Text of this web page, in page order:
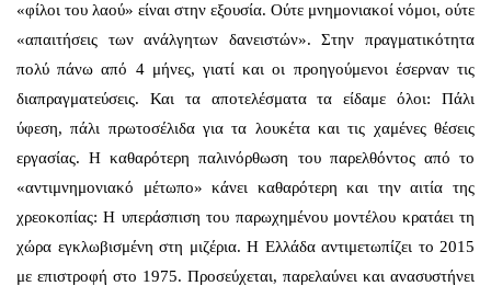
«φίλοι του λαού» είναι στην εξουσία. Ούτε μνημονιακοί νόμοι, ούτε
«απαιτήσεις των ανάλγητων δανειστών». Στην πραγματικότητα
πολύ πάνω από 4 μήνες, γιατί και οι προηγούμενοι έσερναν τις
διαπραγματεύσεις. Και τα αποτελέσματα τα είδαμε όλοι: Πάλι
ύφεση, πάλι πρωτοσέλιδα για τα λουκέτα και τις χαμένες θέσεις
εργασίας. Η καθαρότερη παλινόρθωση του παρελθόντος από το
«αντιμνημονιακό μέτωπο» κάνει καθαρότερη και την αιτία της
χρεοκοπίας: Η υπεράσπιση του παρωχημένου μοντέλου κρατάει τη
χώρα εγκλωβισμένη στη μιζέρια. Η Ελλάδα αντιμετωπίζει το 2015
με επιστροφή στο 1975. Προσεύχεται, παρελαύνει και ανασυστήνει